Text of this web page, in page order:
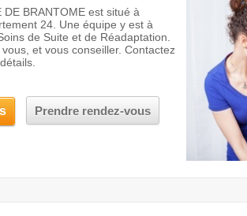
DE BRANTOME est situé à
24. Une équipe y est à
de Suite et de Réadaptation.
et vous conseiller. Contactez
Prendre rendez-vous